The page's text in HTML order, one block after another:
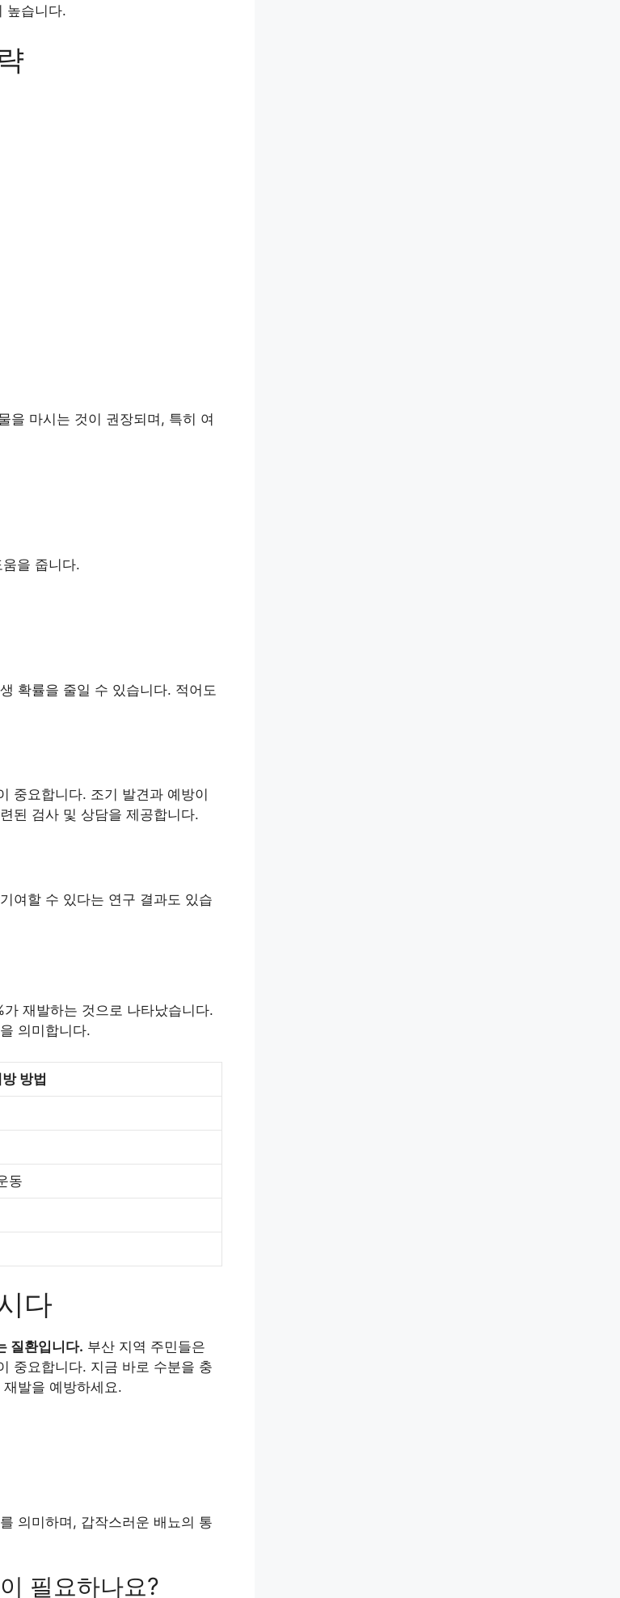
높습니다.
을 마시는 것이 권장되며, 특히 여
을 줍니다.
확률을 줄일 수 있습니다. 적어도
중요합니다. 조기 발견과 예방이
된 검사 및 상담을 제공합니다.
여할 수 있다는 연구 결과도 있습
재발하는 것으로 나타났습니다.
의미합니다.
방법
동
다
질환입니다. 부산 지역 주민들은
중요합니다. 지금 바로 수분을 충
발을 예방하세요.
의미하며, 갑작스러운 배뇨의 통
필요하나요?